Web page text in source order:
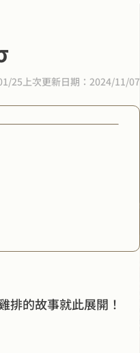
25上次更新日期：2024/11/07
排的故事就此展開！